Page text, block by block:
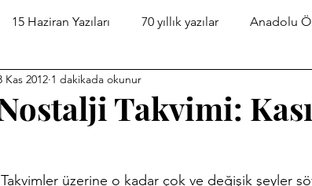
15 Haziran Yazıları 70 yıllık yazılar Anadolu
Heykelleri Ankara Kitapları
Takvimi:
Kas 2012 1 dakikada okunur